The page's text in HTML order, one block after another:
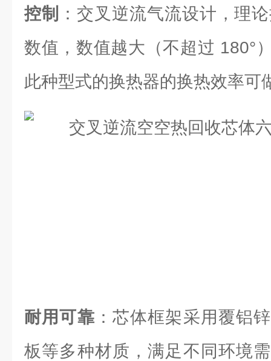
控制
：交叉逆流气流设计，理
数值，数值越大（不超过 180°
此种型式的换热器的换热效率可
耐用可靠 ：芯体框架采用覆铝
板等多种材质，满足不同环境